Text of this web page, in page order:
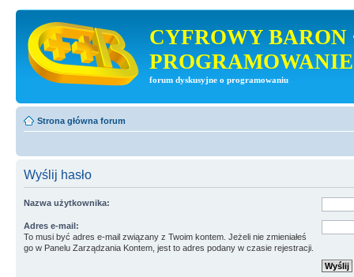
CYFROWY BARON
PROGRAMOWANIE
forum dyskusyjne o programowaniu
Strona główna forum
Wyślij hasło
Nazwa użytkownika:
Adres e-mail:
To musi być adres e-mail związany z Twoim kontem. Jeżeli nie zmieniałeś
go w Panelu Zarządzania Kontem, jest to adres podany w czasie rejestracji.